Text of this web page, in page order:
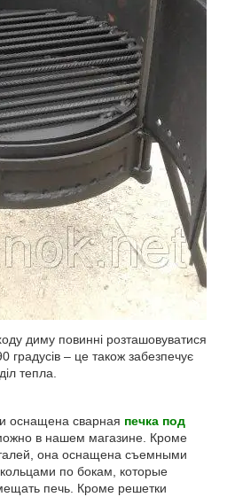
диму повинні розташовуватися
градусів – це також забезпечує
тепла.
оснащена сварная печка под
в нашем магазине. Кроме
она оснащена съемными
по бокам, которые
печь. Кроме решетки